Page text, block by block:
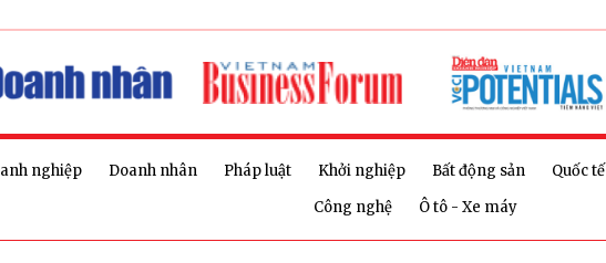
nghiệp Doanh nhân Pháp luật Khởi nghiệp Bất động sản Quốc tế
Công nghệ
Ô tô - Xe máy